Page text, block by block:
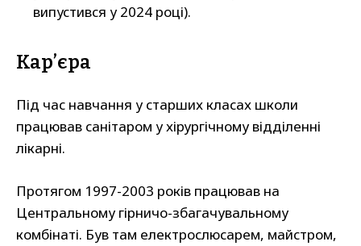
випустився у 2024 році).
Кар’єра
Під час навчання у старших класах школи
працював санітаром у хірургічному відділенні
лікарні.
Протягом 1997-2003 років працював на
Центральному гірничо-збагачувальному
комбінаті. Був там електрослюсарем, майстром,